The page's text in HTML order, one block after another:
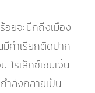
อยจะนึกถึงเมือง
คำเรียกติดปาก
โรเล็กซ์เซินเจิ้น
ำลังกลายเป็น